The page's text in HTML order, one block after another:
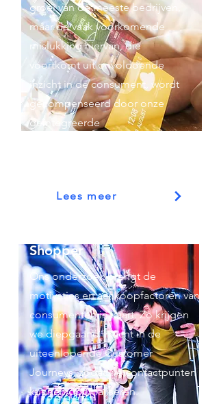
groei van de meeste bedrijven,
maar de vaak voorkomende
mislukking hiervan, die
voortkomt uit onvoldoende
inzicht in de consument, wordt
gecompenseerd door onze
geïntegreerde
Lees meer
Shopper
Ons onderzoek brengt de
motivaties en aankoopfactoren van
consumenten in kaart. Zo krijgen
we diepgaand inzicht in de
uiteenlopende Customer
Journeys, zodat we contactpunten
kunnen optimaliseren.